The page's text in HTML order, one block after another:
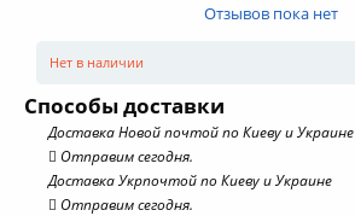
Отзывов пока нет
Нет в наличии
Способы доставки
Доставка Новой почтой по Киеву и Украине
Отправим сегодня.
Доставка Укрпочтой по Киеву и Украине
Отправим сегодня.